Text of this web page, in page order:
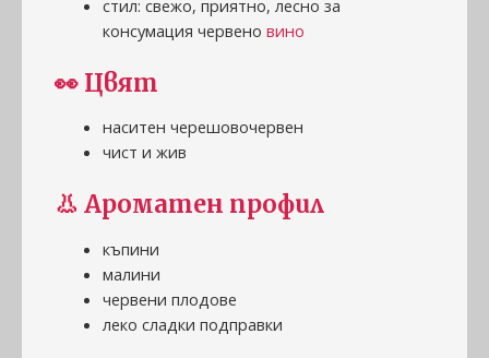
стил: свежо, приятно, лесно за
консумация червено вино
👀 Цвят
наситен черешовочервен
чист и жив
👃 Ароматен профил
къпини
малини
червени плодове
леко сладки подправки